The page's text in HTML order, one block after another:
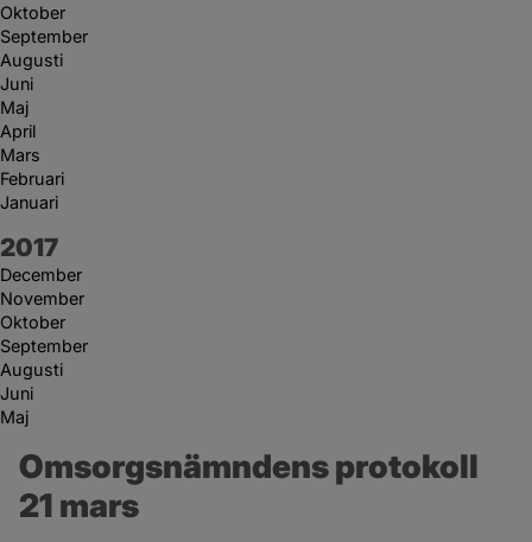
Oktober
September
Augusti
Juni
Maj
April
Mars
Februari
Januari
År:
2017
December
November
Oktober
September
Augusti
Juni
Maj
Omsorgsnämndens protokoll
21 mars